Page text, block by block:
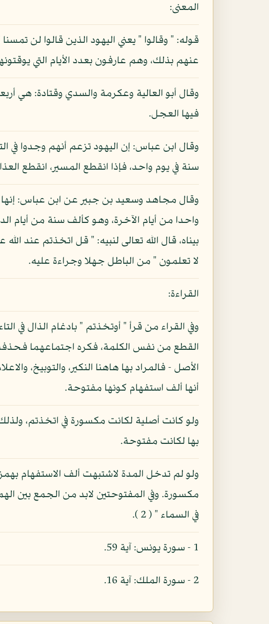
المعنى:
قوله: " وقالوا " يعني اليهود الذين قالوا لن تمسنا
عنهم بذلك، وهم عارفون بعدد الأيام التي
وقال أبو العالية وعكرمة والسدي وقتادة: هي
فيها العجل.
وقال ابن عباس: إن اليهود تزعم أنهم وجدوا في
سنة في يوم واحد، فإذا انقطع المسير، انقطع
وقال مجاهد وسعيد بن جبير عن ابن عباس: إنها
واحدا من أيام الآخرة، وهو كألف سنة من أيام
بيناه، قال الله تعالى لنبيه: " قل اتخذتم عند
لا تعلمون " من الباطل جهلا وجراءة عليه.
القراءة:
وفي القراء من قرأ " أوتخذتم " بادغام الذال
القطع من نفس الكلمة، فكره اجتماعهما فحذفت
الأصل - فالمراد بها هاهنا النكير، والتوبيخ،
أنها ألف استفهام كونها مفتوحة.
بها لكانت مفتوحة.
ولو لم تدخل المدة لاشتبهت ألف الاستفهام
مكسورة. وفي المفتوحتين لابد من الجمع بين
في السماء " ( 2 ).
1 - سورة يونس: آية 59.
2 - سورة الملك: آية 16.